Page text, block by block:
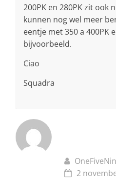
200PK en 280PK zit ook
kunnen nog wel meer
eentje met 350 a 400PK
bijvoorbeeld.
Ciao
Squadra
2